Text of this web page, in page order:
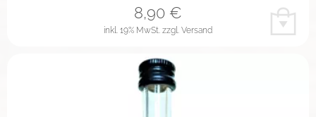
inkl. 19% MwSt. zzgl. Versand
8,90 €